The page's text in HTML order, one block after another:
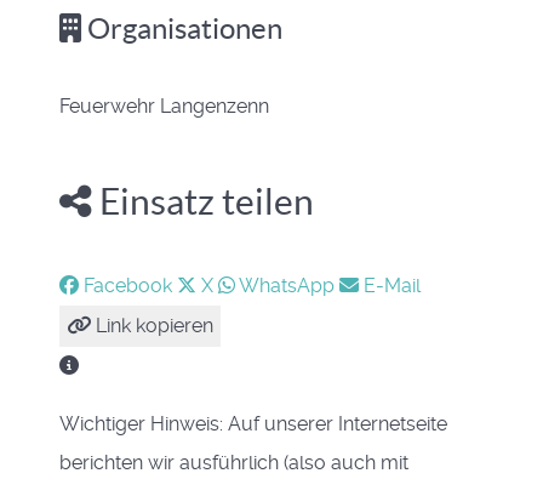
Organisationen
Feuerwehr Langenzenn
Einsatz teilen
Facebook X WhatsApp
E-Mail
Link kopieren
Wichtiger Hinweis: Auf unserer Internetseite
berichten wir ausführlich (also auch mit